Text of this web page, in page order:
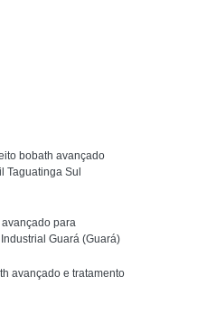
Infantil
Comportamental
para Autista
bobath avançado
Taguatinga Sul
para
Guará (Guará)
avançado e tratamento